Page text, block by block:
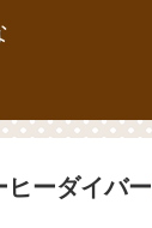
ヒーダイバー